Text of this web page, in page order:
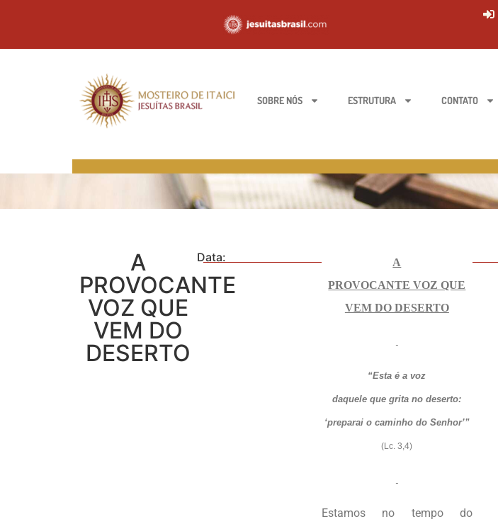
SOBRE NÓS ESTRUTURA CONTATO
A
PROVOCANTE
VOZ QUE
VEM DO
DESERTO
Data:
A
PROVOCANTE VOZ QUE
VEM DO DESERTO
“Esta é a voz
daquele que grita no deserto:
‘preparai o caminho do Senhor’”
(Lc. 3,4)
Estamos no tempo do